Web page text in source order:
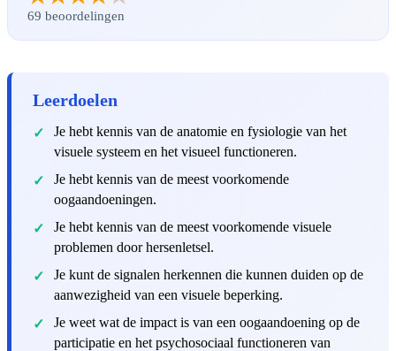
69 beoordelingen
Leerdoelen
Je hebt kennis van de anatomie en fysiologie van het
visuele systeem en het visueel functioneren.
Je hebt kennis van de meest voorkomende
oogaandoeningen.
Je hebt kennis van de meest voorkomende visuele
problemen door hersenletsel.
Je kunt de signalen herkennen die kunnen duiden op de
aanwezigheid van een visuele beperking.
Je weet wat de impact is van een oogaandoening op de
participatie en het psychosociaal functioneren van